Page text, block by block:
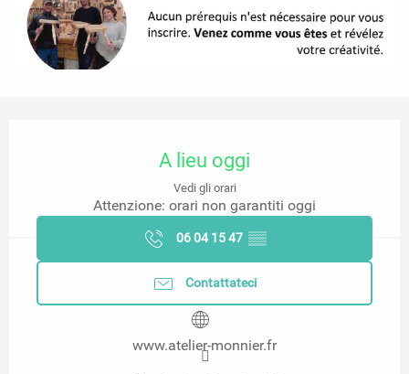
A lieu oggi
Vedi gli orari
Attenzione: orari non garantiti oggi
06 04 15 47 ▒▒
Contattateci
www.atelier-monnier.fr